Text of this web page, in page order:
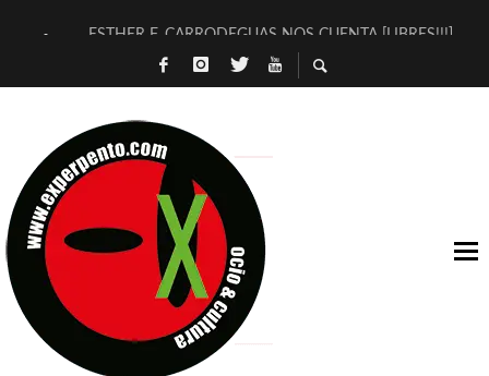
ESTHER F. CARRODEGUAS NOS CUENTA [LIBRES!!!]
[TERRA DE GUAPES] DE SANDRA MONFORT
TIMBRE 4, LA ESCUELA DEL DIRECTOR TEATRAL CLAUDIO
30 AÑOS (NO ES NADA) DE LA KATARSIS DEL TOMATAZO
MILITARES JUDÍAS EN #EXVITA
D’BALDOMEROS REINVENTAN [BITÁCORA 3.0] EN EXVITA
MARSHALL FLASH PRESENTA EN EXVITA [RELATIVA
JOFRE BARDAGÍ EN EXVITA INTERPRETANDO A SERRAT